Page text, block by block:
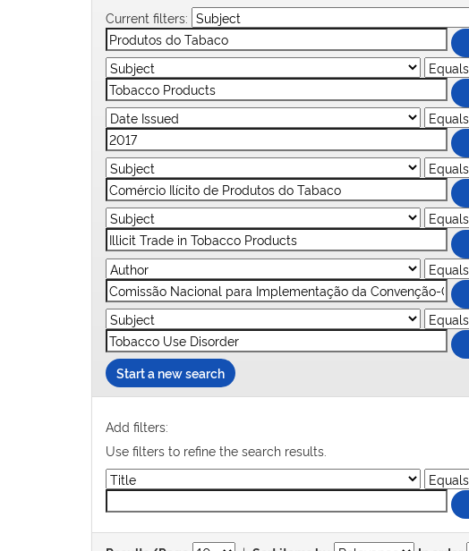
Current filters:
Start a new search
Add filters:
Use filters to refine the search results.